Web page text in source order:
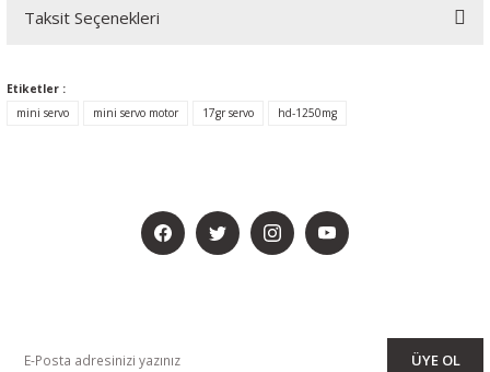
Taksit Seçenekleri
Etiketler :
mini servo
mini servo motor 17gr servo hd-1250mg
ÜYE OL